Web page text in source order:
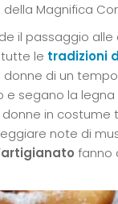
Magnifica
il passaggio
le tradizioni
donne di un
e segano la
in
note di
fanno